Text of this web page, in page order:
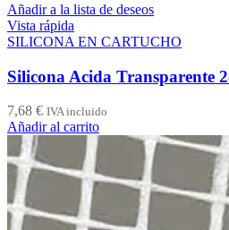
Añadir a la lista de deseos
Vista rápida
SILICONA EN CARTUCHO
Silicona Acida Transparente
7,68 € IVA incluido
Añadir al carrito